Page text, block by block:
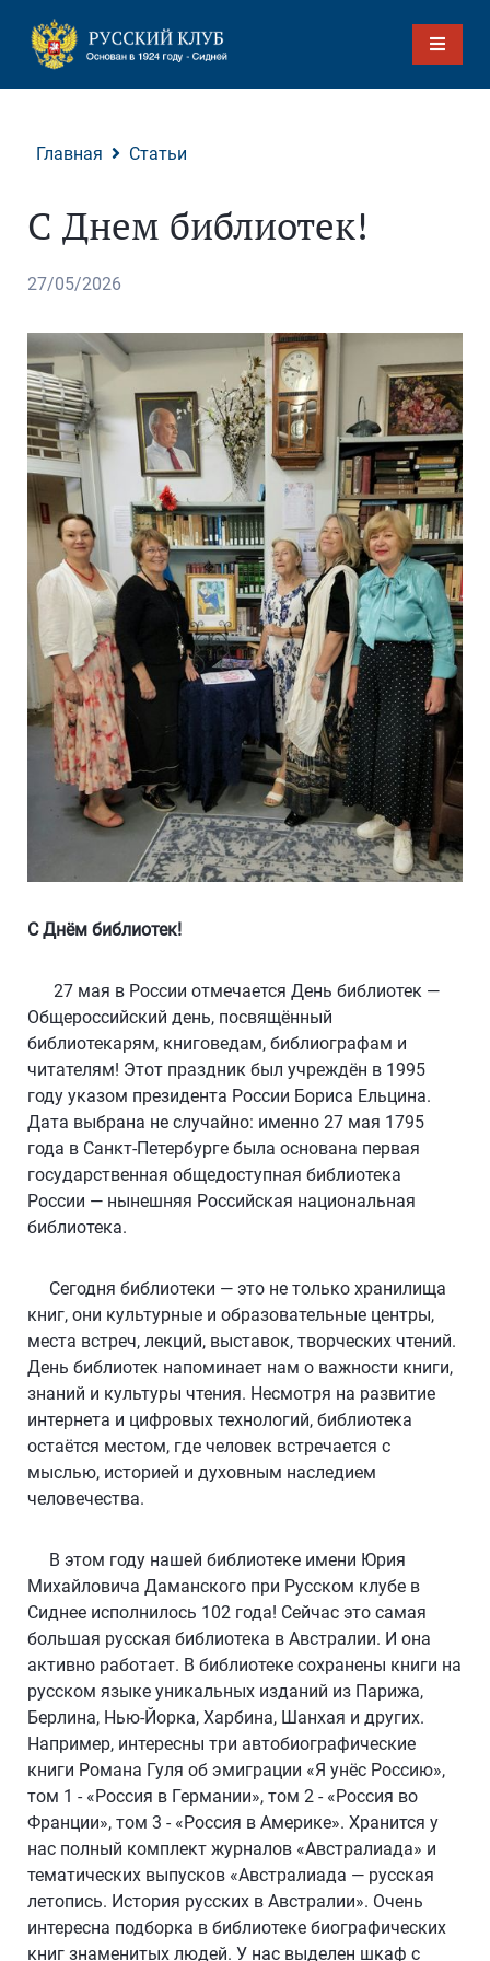
Главная Статьи
С Днем библиотек!
27/05/2026
С Днём библиотек!
27 мая в России отмечается День библиотек —
Общероссийский день, посвящённый
библиотекарям, книговедам, библиографам и
читателям! Этот праздник был учреждён в 1995
году указом президента России Бориса Ельцина.
Дата выбрана не случайно: именно 27 мая 1795
года в Санкт-Петербурге была основана первая
государственная общедоступная библиотека
России — нынешняя Российская национальная
библиотека.
Сегодня библиотеки — это не только хранилища
книг, они культурные и образовательные центры,
места встреч, лекций, выставок, творческих чтений.
День библиотек напоминает нам о важности книги,
знаний и культуры чтения. Несмотря на развитие
интернета и цифровых технологий, библиотека
остаётся местом, где человек встречается с
мыслью, историей и духовным наследием
человечества.
В этом году нашей библиотеке имени Юрия
Михайловича Даманского при Русском клубе в
Сиднее исполнилось 102 года! Сейчас это самая
большая русская библиотека в Австралии. И она
активно работает. В библиотеке сохранены книги на
русском языке уникальных изданий из Парижа,
Берлина, Нью-Йорка, Харбина, Шанхая и других.
Например, интересны три автобиографические
книги Романа Гуля об эмиграции «Я унёс Россию»,
том 1 - «Россия в Германии», том 2 - «Россия во
Франции», том 3 - «Россия в Америке». Хранится у
нас полный комплект журналов «Австралиада» и
тематических выпусков «Австралиада — русская
летопись. История русских в Австралии». Очень
интересна подборка в библиотеке биографических
книг знаменитых людей. У нас выделен шкаф с